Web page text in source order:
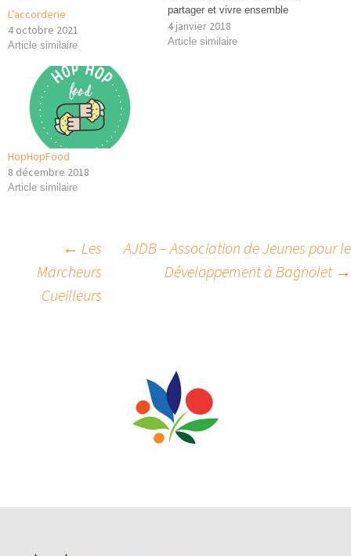
L’accorderie
4 octobre 2021
Article similaire
partager et vivre ensemble
Action : Trois activités
complémentaires aux ateliers
4 janvier 2018
Article similaire
HopHopFood
8 décembre 2018
Article similaire
Navigation
des
← Les
Marcheurs
Cueilleurs
AJDB – Association de Jeunes pour le
Développement à Bagnolet →